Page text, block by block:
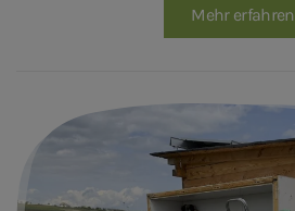
Mehr erfahren